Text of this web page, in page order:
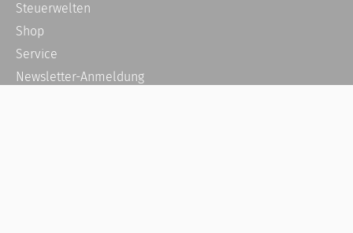
Steuerwelten
Shop
Service
Newsletter-Anmeldung